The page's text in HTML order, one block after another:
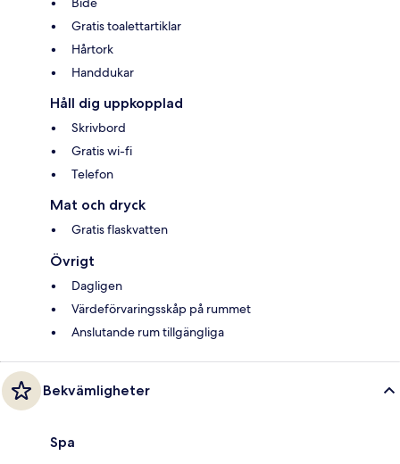
Gratis toalettartiklar
Hårtork
Handdukar
Håll dig uppkopplad
Skrivbord
Gratis wi-fi
Telefon
Mat och dryck
Gratis flaskvatten
Övrigt
Dagligen
Värdeförvaringsskåp på rummet
Anslutande rum tillgängliga
Bekvämligheter
Spa